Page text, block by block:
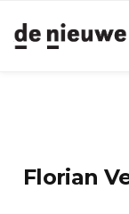
Florian